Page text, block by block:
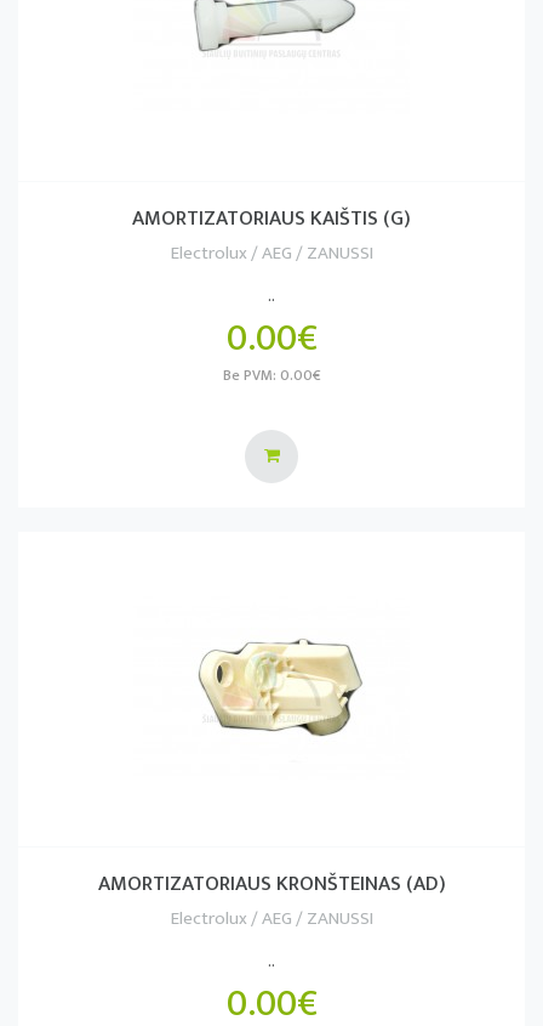
AMORTIZATORIAUS KAIŠTIS (G)
Electrolux / AEG / ZANUSSI
..
0.00€
Be PVM: 0.00€
AMORTIZATORIAUS KRONŠTEINAS (AD)
Electrolux / AEG / ZANUSSI
..
0.00€